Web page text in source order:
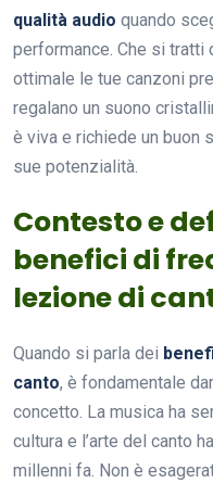
qualità audio quando
performance. Che si tratti
ottimale le tue canzoni
regalano un suono
è viva e richiede un buon
sue potenzialità.
Contesto e
benefici di
lezione di
Quando si parla dei
canto, è fondamentale
concetto. La musica ha
cultura e l’arte del canto
millenni fa. Non è